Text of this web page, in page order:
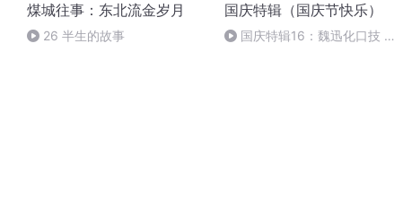
煤城往事：东北流金岁月
26 半生的故事
国庆特辑（国庆节快乐）
国庆特辑16：魏迅化口技 二